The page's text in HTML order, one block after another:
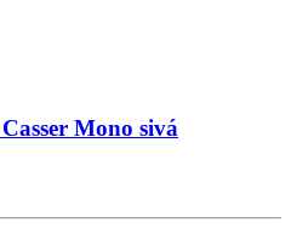
Mono sivá